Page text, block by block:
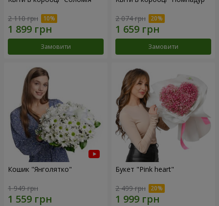
2 110 грн
Замовити
2 074 грн
Замовити
Кошик "Янголятко"
1 949 грн
Букет "Pink heart"
2 499 грн